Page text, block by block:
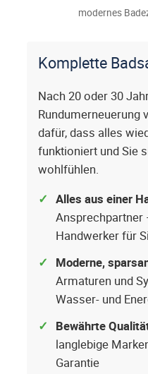
modernes
Komplette
Nach 20 oder 30
Rundumerneuerung
dafür, dass alles
funktioniert und Sie
wohlfühlen.
Alles aus einer
Handwerker für
Moderne,
Armaturen und
Wasser- und
Bewährte
langlebige
Garantie